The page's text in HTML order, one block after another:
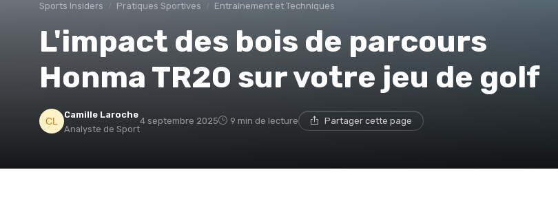
Sports Insiders Pratiques Sportives Entraînement et Techniques
L'impact des bois de parcours
Honma TR20 sur votre jeu de golf
Camille Laroche
Analyste de Sport
4 septembre 2025 9 min de lecture Partager cette page